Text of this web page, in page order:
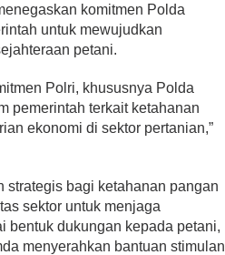
komitmen Polda
untuk mewujudkan
petani.
Polri, khususnya Polda
pemerintah terkait ketahanan
ekonomi di sektor pertanian,”
strategis bagi ketahanan pangan
sektor untuk menjaga
bentuk dukungan kepada petani,
menyerahkan bantuan stimulan